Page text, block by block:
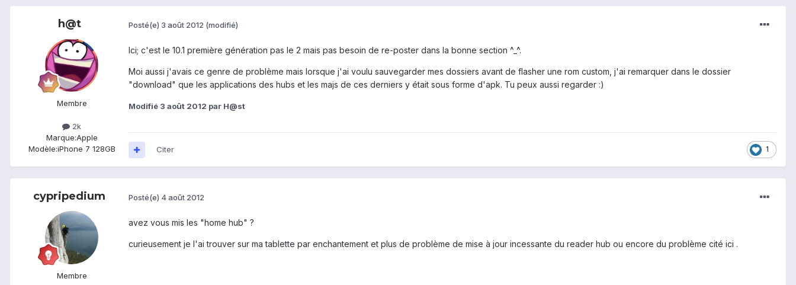
h@t
Membre
2k
Marque:Apple
Modèle:iPhone 7 128GB
Posté(e) 3 août 2012 (modifié)
Ici; c'est le 10.1 première génération pas le 2 mais pas besoin de re-poster dans la bonne section ^_^.
Moi aussi j'avais ce genre de problème mais lorsque j'ai voulu sauvegarder mes dossiers avant de flasher une rom custom, j'ai remarquer dans le dossier
"download" que les applications des hubs et les majs de ces derniers y était sous forme d'apk. Tu peux aussi regarder :)
Modifié 3 août 2012 par H@st
1
Citer
cypripedium
Membre
Posté(e) 4 août 2012
avez vous mis les "home hub" ?
curieusement je l'ai trouver sur ma tablette par enchantement et plus de problème de mise à jour incessante du reader hub ou encore du problème cité ici .